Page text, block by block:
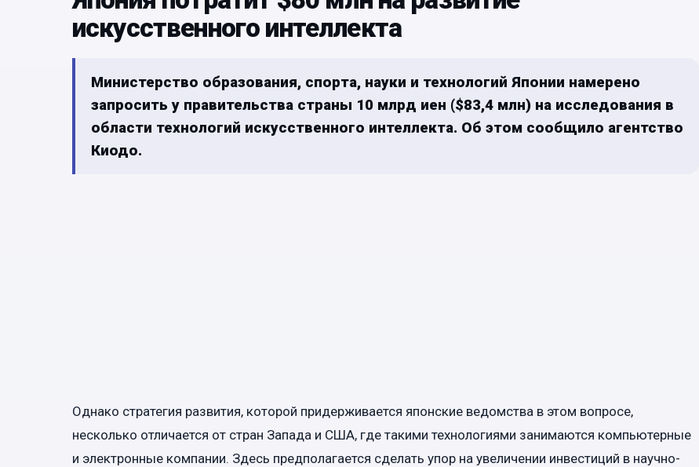
искусственного интеллекта
Министерство образования, спорта, науки и технологий Японии намерено
запросить у правительства страны 10 млрд иен ($83,4 млн) на исследования в
области технологий искусственного интеллекта. Об этом сообщило агентство
Киодо.
Однако стратегия развития, которой придерживается японские ведомства в этом вопросе,
несколько отличается от стран Запада и США, где такими технологиями занимаются компьютерные
и электронные компании. Здесь предполагается сделать упор на увеличении инвестиций в научно-